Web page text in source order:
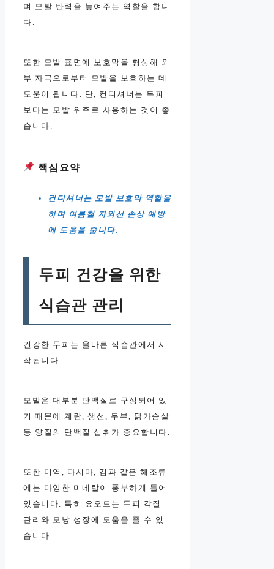
며 모발 탄력을 높여주는 역할을 합니
다.
또한 모발 표면에 보호막을 형성해 외
부 자극으로부터 모발을 보호하는 데
도움이 됩니다. 단, 컨디셔너는 두피
보다는 모발 위주로 사용하는 것이 좋
습니다.
핵심요약
컨디셔너는 모발 보호막 역할을
하며 여름철 자외선 손상 예방
에 도움을 줍니다.
두피 건강을 위한
식습관 관리
건강한 두피는 올바른 식습관에서 시
작됩니다.
모발은 대부분 단백질로 구성되어 있
기 때문에 계란, 생선, 두부, 닭가슴살
등 양질의 단백질 섭취가 중요합니다.
또한 미역, 다시마, 김과 같은 해조류
에는 다양한 미네랄이 풍부하게 들어
있습니다. 특히 요오드는 두피 각질
관리와 모낭 성장에 도움을 줄 수 있
습니다.